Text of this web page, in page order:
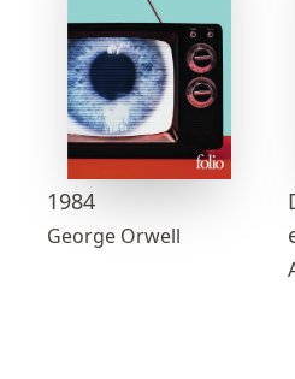
1984
George Orwell